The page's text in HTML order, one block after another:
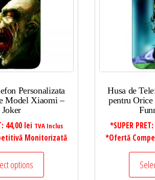
la
mare
Personalizata
Model Xiaomi –
Joker
44,00 lei TVA Inclus
Monitorizată
options
Husa de
pentru
*SUPER PRET:
*Ofertă